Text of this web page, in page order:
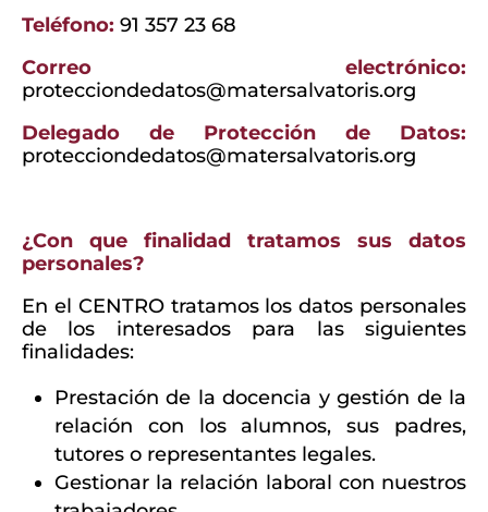
Teléfono: 91 357 23 68
Correo electrónico:
protecciondedatos@matersalvatoris.org
Delegado de Protección de Datos:
protecciondedatos@matersalvatoris.org
¿Con que finalidad tratamos sus datos
personales?
En el CENTRO tratamos los datos personales
de los interesados para las siguientes
finalidades:
Prestación de la docencia y gestión de la
relación con los alumnos, sus padres,
tutores o representantes legales.
Gestionar la relación laboral con nuestros